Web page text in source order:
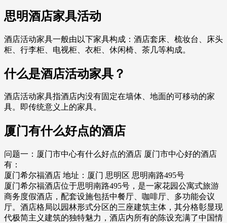
思明酒店家具活动
酒店活动家具一般由以下家具构成：酒店套床、梳妆台、床头
柜、行李柜、电视柜、衣柜、休闲椅、茶几等构成。
什么是酒店活动家具？
酒店活动家具指酒店内没有固定在墙体、地面的可移动的家
具。即传统意义上的家具。
厦门有什么好点的酒店
问题一：厦门市中心有什么好点的酒店 厦门市中心好的酒店
有：
厦门希尔福酒店 地址：厦门 思明区 思明南路495号
厦门希尔福酒店位于思明南路495号，是一家花园公寓式旅游
商务度假酒店，配套设施包括中餐厅、咖啡厅、多功能会议
厅。酒店格局以园林形式分区的三座建筑主体，其分格彰显现
代极简主义建筑的独特魅力，酒店内所有的陈设充满了中国情